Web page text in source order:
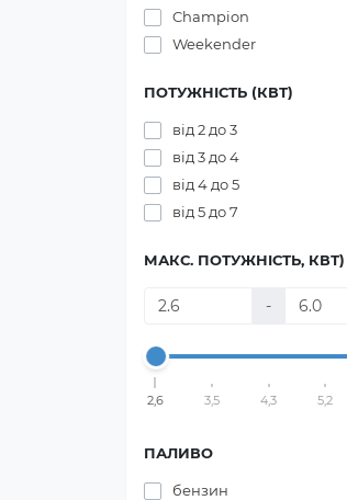
Champion
Weekender
ПОТУЖНІСТЬ (КВТ)
від 2 до 3
від 3 до 4
від 4 до 5
від 5 до 7
МАКС. ПОТУЖНІСТЬ, КВТ)
-
2,6 3,5 4,3 5,2
ПАЛИВО
бензин